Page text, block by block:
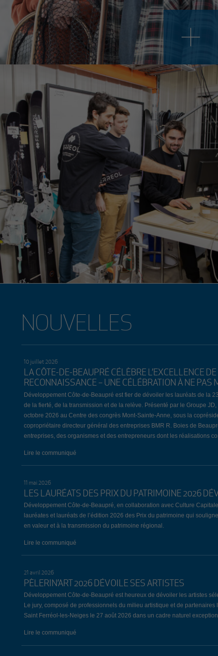
donner accès à un vaste réseau
cette fin. Les solutions techniques et
NOUVELLES
10 juillet 2026
LA CÔTE-DE-BEAUPRÉ CÉLÈBRE L’EXCELLENCE
RECONNAISSANCE – UNE CÉLÉBRATION À NE PAS
Développement Côte-de-Beaupré est fier de dévoiler les lauréats de la
de la fierté, de la transmission et de la relève. Présenté par le Groupe
octobre 2026 au Centre des congrès Mont-Sainte-Anne, sous la
copropriétaire directeur général des entreprises BMR R. Boies de
entreprises, des organismes et des entrepreneurs dont les réalisations
Lire le communiqué
11 mai 2026
LES LAURÉATS DES PRIX DU PATRIMOINE 2026
Développement Côte-de-Beaupré, en collaboration avec Culture
lauréates et lauréats de l’édition 2026 des Prix du patrimoine qui
en valeur et à la transmission du patrimoine régional.
Lire le communiqué
21 avril 2026
PÈLERIN’ART 2026 DÉVOILE SES ARTISTES
Développement Côte-de-Beaupré est heureux de dévoiler les artistes
Le jury, composé de professionnels du milieu artistique et de
Saint Ferréol-les-Neiges le 27 août 2026 dans un cadre naturel
Lire le communiqué